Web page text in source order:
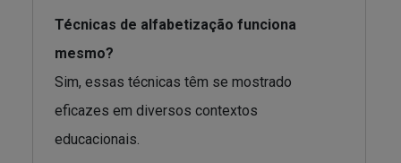
Técnicas de alfabetização funciona
mesmo?
Sim, essas técnicas têm se mostrado
eficazes em diversos contextos
educacionais.